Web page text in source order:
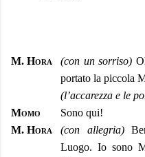
M. Hora (con un sorriso)
portato la piccola
(l’accarezza e le
Momo
Sono qui!
M. Hora
(con allegria)
Luogo. Io sono